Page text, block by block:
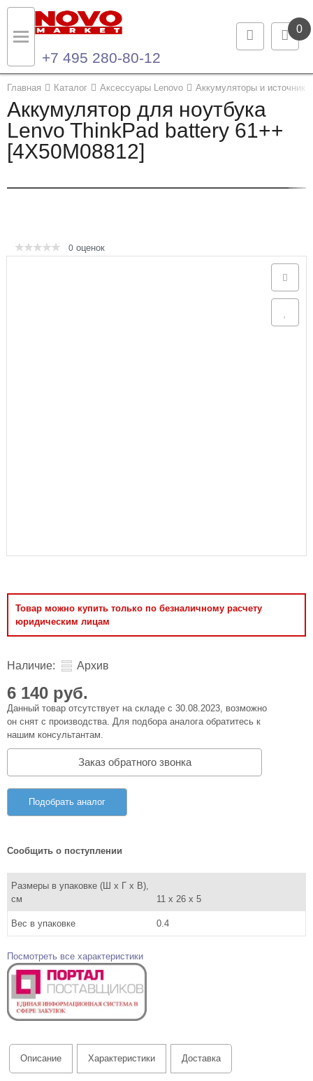
0
+7 495 280-80-12
Главная Каталог Аксессуары Lenovo Аккумуляторы и источники
Аккумулятор для ноутбука
Lenvo ThinkPad battery 61++
[4X50M08812]
Товар можно купить только по безналичному расчету
юридическим лицам
0 оценок
Наличие: Архив
6 140 руб.
Данный товар отсутствует на складе с 30.08.2023, возможно
он снят с производства. Для подбора аналога обратитесь к
нашим консультантам.
Заказ обратного звонка
Подобрать аналог
Сообщить о поступлении
Размеры в упаковке (Ш x Г x В),
см
11 x 26 x 5
Вес в упаковке 0.4
Посмотреть все характеристики
Описание Характеристики Доставка
Назад
Каталог продукции
Ноутбуки и ультрабуки
Серверы и СХД
Назад
Контакты
Контактная информация